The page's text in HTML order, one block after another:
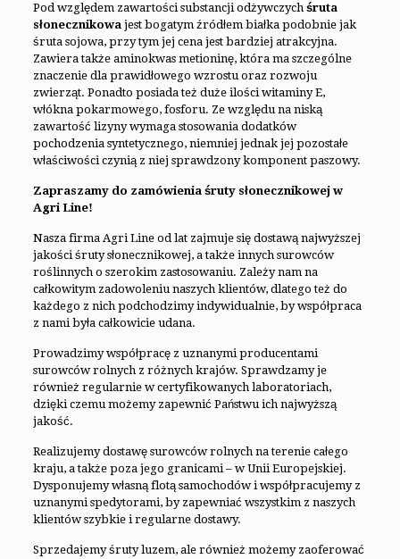
Pod względem zawartości substancji odżywczychśruta
słonecznikowa jest bogatym źródłem białka podobnie jak
śruta sojowa, przy tym jej cena jest bardziej atrakcyjna.
Zawiera także aminokwas metioninę, która ma szczególne
znaczenie dla prawidłowego wzrostu oraz rozwoju
zwierząt. Ponadto posiada też duże ilości witaminy E,
włókna pokarmowego, fosforu. Ze względu na niską
zawartość lizyny wymaga stosowania dodatków
pochodzenia syntetycznego, niemniej jednak jej pozostałe
właściwości czynią z niej sprawdzony komponent paszowy.
Zapraszamy do zamówienia śruty słonecznikowej w
Agri Line!
Nasza firma Agri Line od lat zajmuje się dostawą najwyższej
jakości śruty słonecznikowej, a także innych surowców
roślinnych o szerokim zastosowaniu. Zależy nam na
całkowitym zadowoleniu naszych klientów, dlatego też do
każdego z nich podchodzimy indywidualnie, by współpraca
z nami była całkowicie udana.
Prowadzimy współpracę z uznanymi producentami
surowców rolnych z różnych krajów. Sprawdzamy je
również regularnie w certyfikowanych laboratoriach,
dzięki czemu możemy zapewnić Państwu ich najwyższą
jakość.
Realizujemy dostawę surowców rolnych na terenie całego
kraju, a także poza jego granicami – w Unii Europejskiej.
Dysponujemy własną flotą samochodów i współpracujemy z
uznanymi spedytorami, by zapewniać wszystkim z naszych
klientów szybkie i regularne dostawy.
Sprzedajemy śruty luzem, ale również możemy zaoferować